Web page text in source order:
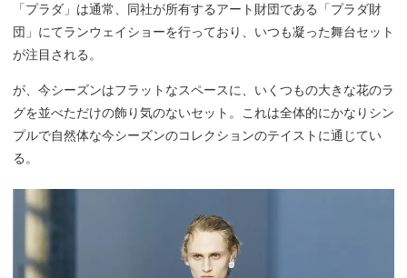
「プラダ」は通常、同社が所有するアート財団である「プラダ財
団」にてランウェイショーを行っており、いつも凝った舞台セット
が注目される。
が、今シーズンはフラットなスペースに、いくつもの大きな花のラ
グを並べただけの飾り気のないセット。これは全体的にかなりシン
プルで自然体な今シーズンのコレクションのテイストに通じてい
る。